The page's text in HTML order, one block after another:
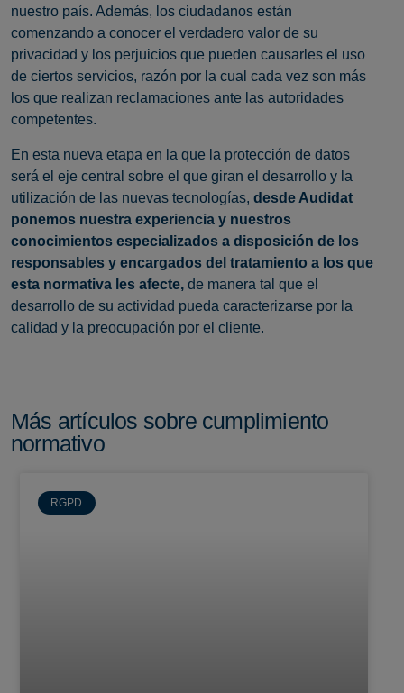
nuestro país. Además, los ciudadanos están
comenzando a conocer el verdadero valor de su
privacidad y los perjuicios que pueden causarles el uso
de ciertos servicios, razón por la cual cada vez son más
los que realizan reclamaciones ante las autoridades
competentes.
En esta nueva etapa en la que la protección de datos
será el eje central sobre el que giran el desarrollo y la
utilización de las nuevas tecnologías, desde Audidat
ponemos nuestra experiencia y nuestros
conocimientos especializados a disposición de los
responsables y encargados del tratamiento a los que
esta normativa les afecte, de manera tal que el
desarrollo de su actividad pueda caracterizarse por la
calidad y la preocupación por el cliente.
Más artículos sobre cumplimiento
normativo
RGPD